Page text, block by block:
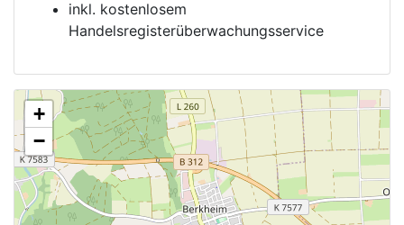
inkl. kostenlosem
Handelsregisterüberwachungsservice
+
−